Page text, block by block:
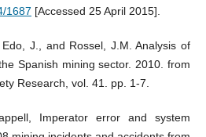
1687 [Accessed 25 April 2015].
J., and Rossel, J.M. Analysis of
Spanish mining sector. 2010. from
Research, vol. 41. pp. 1-7.
Imperator error and system